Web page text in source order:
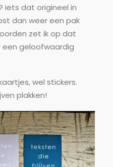
Iets dat origineel in
dan weer een pak
zet ik op dat
geloofwaardig
wel stickers.
plakken!